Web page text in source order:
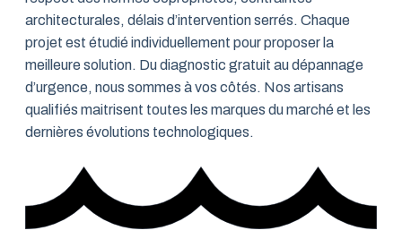
architecturales, délais d’intervention serrés. Chaque
projet est étudié individuellement pour proposer la
meilleure solution. Du diagnostic gratuit au dépannage
d’urgence, nous sommes à vos côtés. Nos artisans
qualifiés maitrisent toutes les marques du marché et les
dernières évolutions technologiques.